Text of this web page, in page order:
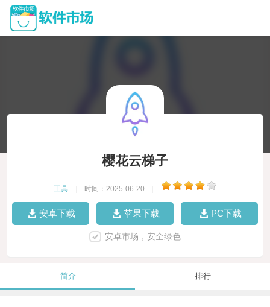
樱花云梯子
工具 时间：2025-06-20
安卓下载 苹果下载 PC下载
安卓市场，安全绿色
简介 排行